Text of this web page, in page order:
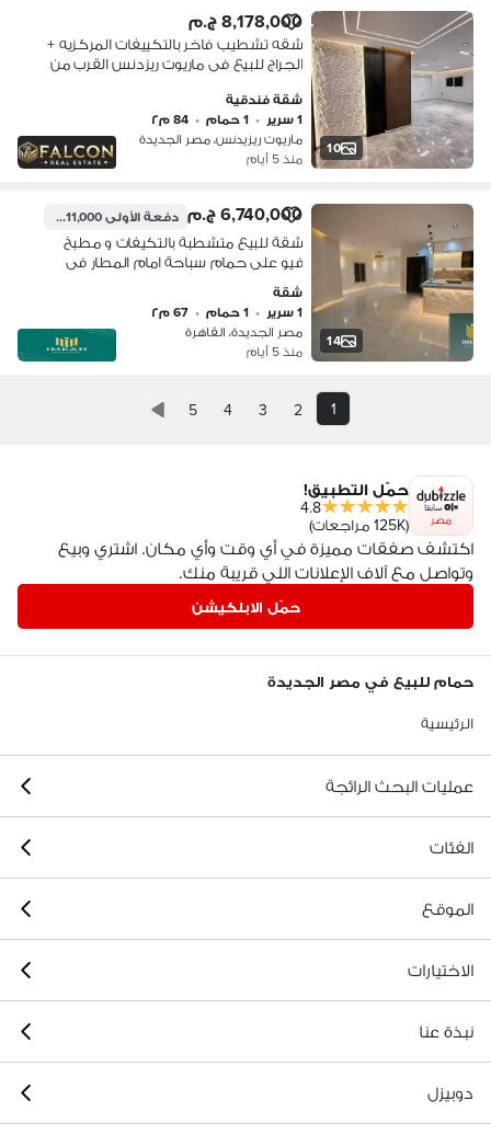
10
8,178,000 ج.م
شقه تشطيب فاخر بالتكييفات المركزيه +
الجراج للبيع فى ماريوت ريزدنس القرب من
النصر وصلاح سالم وبالقرب من التجمع
شقة فندقية
1 سرير
• 1 حمام • 84 م٢
ماريوت ريزيدنس، مصر الجديدة
منذ 5 أيام
14
6,740,000 ج.م دفعة الأولى1,011,000 ج.م
شقة للبيع متشطبة بالتكيفات و مطبخ
فيو على حمام سباحة امام المطار فى
مصر الجديدة قسط على 6 سنين
شقة
1 سرير
• 1 حمام • 67 م٢
مصر الجديدة، القاهرة
منذ 5 أيام
1
2
3
4
5
مصر
حمّل التطبيق!
4.8
(125K مراجعات)
اكتشف صفقات مميزة في أي وقت وأي مكان. اشتري وبيع
وتواصل مع آلاف الإعلانات اللي قريبة منك.
حمّل الابلكيشن
حمام للبيع في مصر الجديدة
الرئيسية
عمليات البحث الرائجة
الفئات
الموقع
الاختيارات
نبذة عنا
دوبيزل